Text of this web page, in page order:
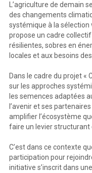
L’agriculture de demain
des changements
systémique à la sélection
propose un cadre
résilientes, sobres en
locales et aux besoins
Dans le cadre du projet
sur les approches
les semences adaptées
l’avenir et ses
amplifier l’écosystème
faire un levier structurant
C’est dans ce contexte
participation pour
initiative s’inscrit dans